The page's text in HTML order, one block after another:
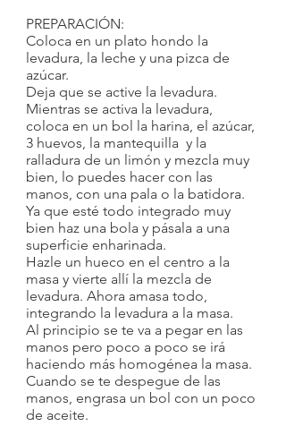
PREPARACIÓN:
Coloca en un plato hondo la
levadura, la leche y una pizca de
azúcar.
Deja que se active la levadura.
Mientras se activa la levadura,
coloca en un bol la harina, el azúcar,
3 huevos, la mantequilla  y la
ralladura de un limón y mezcla muy
bien, lo puedes hacer con las
manos, con una pala o la batidora.
Ya que esté todo integrado muy
bien haz una bola y pásala a una
superficie enharinada.
Hazle un hueco en el centro a la
masa y vierte allí la mezcla de
levadura. Ahora amasa todo,
integrando la levadura a la masa.
Al principio se te va a pegar en las
manos pero poco a poco se irá
haciendo más homogénea la masa.
Cuando se te despegue de las
manos, engrasa un bol con un poco
de aceite.